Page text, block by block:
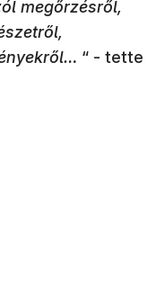
megőrzésről,
“ - tette